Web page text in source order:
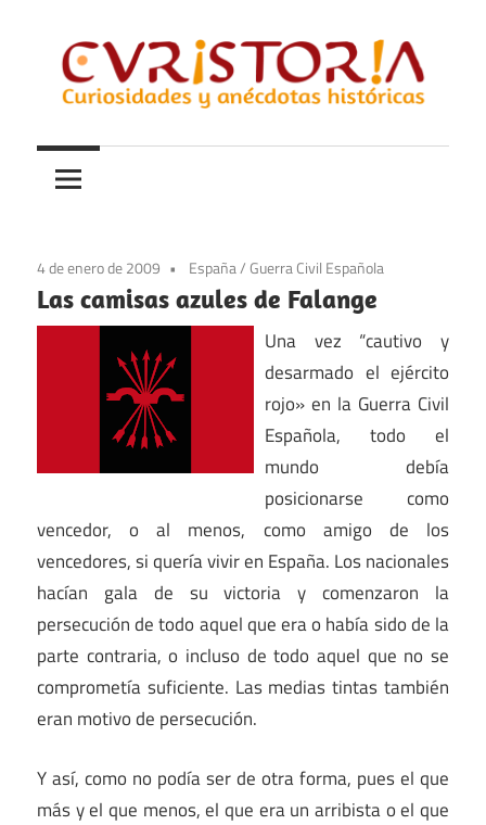
contenido
Curistoria
y
anécdotas
historia
4 de enero de 2009 España/Guerra Civil Española
Las camisas azules de Falange
Una vez “cautivo y
desarmado el ejército
rojo» en la Guerra Civil
Española, todo el
mundo debía
posicionarse como
vencedor, o al menos, como amigo de los
vencedores, si quería vivir en España. Los nacionales
hacían gala de su victoria y comenzaron la
persecución de todo aquel que era o había sido de la
parte contraria, o incluso de todo aquel que no se
comprometía suficiente. Las medias tintas también
eran motivo de persecución.
Y así, como no podía ser de otra forma, pues el que
más y el que menos, el que era un arribista o el que